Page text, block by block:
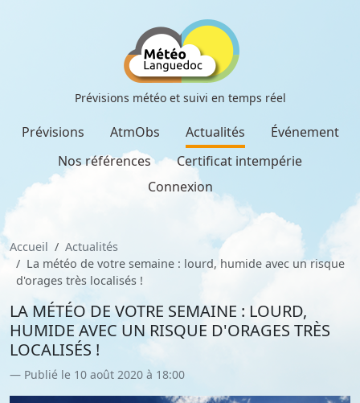
Prévisions météo et suivi en temps réel
Prévisions AtmObs Actualités
Événement
Nos références
Certificat intempérie
Connexion
Accueil
Actualités
La météo de votre semaine : lourd, humide avec un risque
d'orages très localisés !
LA MÉTÉO DE VOTRE SEMAINE : LOURD,
HUMIDE AVEC UN RISQUE D'ORAGES TRÈS
LOCALISÉS !
Publié le 10 août 2020 à 18:00